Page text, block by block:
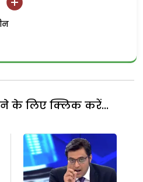
के लिए क्लिक करें...